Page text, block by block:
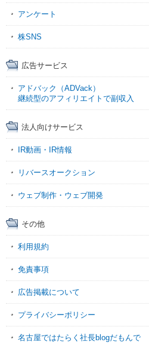
アンケート
株SNS
広告サービス
アドバック（ADVack）
継続型のアフィリエイトで副収入
法人向けサービス
IR動画・IR情報
リバースオークション
ウェブ制作・ウェブ開発
その他
利用規約
免責事項
広告掲載について
プライバシーポリシー
名古屋ではたらく社長blogだもんで